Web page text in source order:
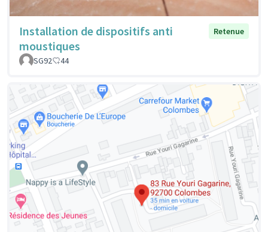
Installation de dispositifs anti
moustiques
Retenue
SG92 44